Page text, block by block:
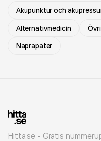
Akupunktur och
Alternativmedicin
Naprapater
Hitta.se - Gratis